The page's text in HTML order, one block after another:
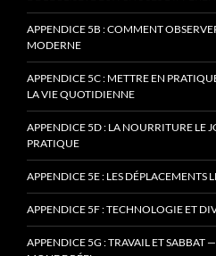
APPENDICE 5B : COMMENT
MODERNE
APPENDICE 5C : METTRE EN
LA VIE QUOTIDIENNE
APPENDICE 5D : LA NOURRITURE LE
PRATIQUE
APPENDICE 5E : LES DÉPLACEMENTS
APPENDICE 5F : TECHNOLOGIE ET
APPENDICE 5G : TRAVAIL ET SABBAT